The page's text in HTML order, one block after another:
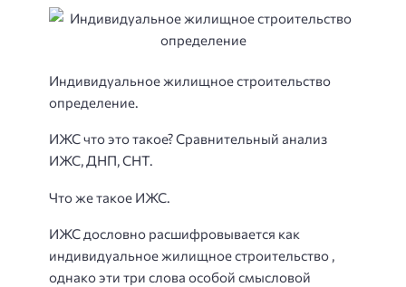
Индивидуальное жилищное строительство
определение.
ИЖС что это такое? Сравнительный анализ
ИЖС, ДНП, СНТ.
Что же такое ИЖС.
ИЖС дословно расшифровывается как
индивидуальное жилищное строительство ,
однако эти три слова особой смысловой